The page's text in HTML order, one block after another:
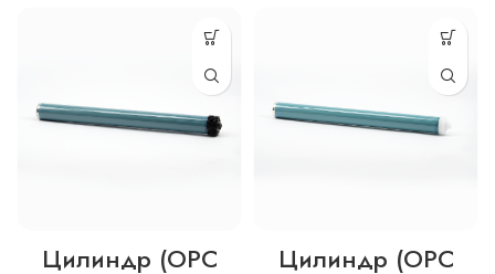
Цилиндр (OPC
Цилиндр (OPC